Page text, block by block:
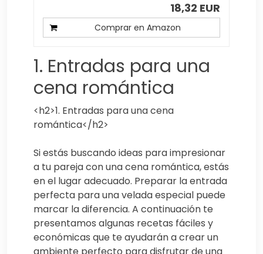
18,32 EUR
Comprar en Amazon
1. Entradas para una
cena romántica
<h2>1. Entradas para una cena
romántica</h2>
Si estás buscando ideas para impresionar
a tu pareja con una cena romántica, estás
en el lugar adecuado. Preparar la entrada
perfecta para una velada especial puede
marcar la diferencia. A continuación te
presentamos algunas recetas fáciles y
económicas que te ayudarán a crear un